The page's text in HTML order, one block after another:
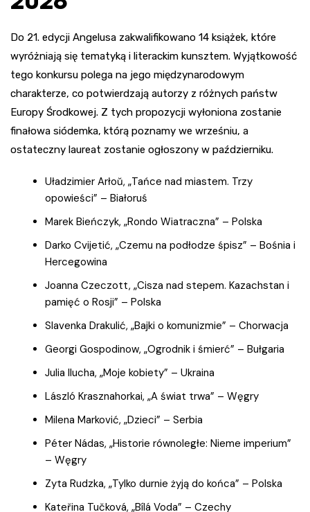
Do 21. edycji Angelusa zakwalifikowano 14 książek, które
wyróżniają się tematyką i literackim kunsztem. Wyjątkowość
tego konkursu polega na jego międzynarodowym
charakterze, co potwierdzają autorzy z różnych państw
Europy Środkowej. Z tych propozycji wyłoniona zostanie
finałowa siódemka, którą poznamy we wrześniu, a
ostateczny laureat zostanie ogłoszony w październiku.
Uładzimier Arłoŭ, „Tańce nad miastem. Trzy
opowieści” – Białoruś
Marek Bieńczyk, „Rondo Wiatraczna” – Polska
Darko Cvijetić, „Czemu na podłodze śpisz” – Bośnia i
Hercegowina
Joanna Czeczott, „Cisza nad stepem. Kazachstan i
pamięć o Rosji” – Polska
Slavenka Drakulić, „Bajki o komunizmie” – Chorwacja
Georgi Gospodinow, „Ogrodnik i śmierć” – Bułgaria
Julia Ilucha, „Moje kobiety” – Ukraina
László Krasznahorkai, „A świat trwa” – Węgry
Milena Marković, „Dzieci” – Serbia
Péter Nádas, „Historie równoległe: Nieme imperium”
– Węgry
Zyta Rudzka, „Tylko durnie żyją do końca” – Polska
Kateřina Tučková, „Bílá Voda” – Czechy